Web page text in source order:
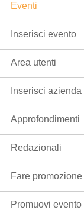
Eventi
Inserisci evento
Area utenti
Inserisci azienda
Approfondimenti
Redazionali
Fare promozione
Promuovi evento